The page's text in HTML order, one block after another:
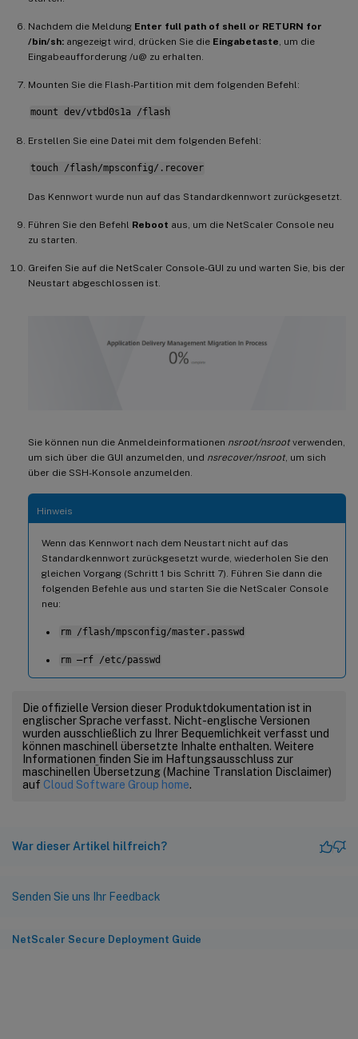
Nachdem die Meldung Enter full path of shell or RETURN for
/bin/sh: angezeigt wird, drücken Sie die Eingabetaste , um die
Eingabeaufforderung /u@ zu erhalten.
Mounten Sie die Flash-Partition mit dem folgenden Befehl:
mount dev/vtbd0s1a /flash
Erstellen Sie eine Datei mit dem folgenden Befehl:
touch /flash/mpsconfig/.recover
Das Kennwort wurde nun auf das Standardkennwort zurückgesetzt.
Führen Sie den Befehl Reboot aus, um die NetScaler Console neu
zu starten.
Greifen Sie auf die NetScaler Console-GUI zu und warten Sie, bis der
Neustart abgeschlossen ist.
Sie können nun die Anmeldeinformationen nsroot/nsrootverwenden,
um sich über die GUI anzumelden, und nsrecover/nsroot, um sich
über die SSH-Konsole anzumelden.
Hinweis
Wenn das Kennwort nach dem Neustart nicht auf das
Standardkennwort zurückgesetzt wurde, wiederholen Sie den
gleichen Vorgang (Schritt 1 bis Schritt 7). Führen Sie dann die
folgenden Befehle aus und starten Sie die NetScaler Console
neu:
rm /flash/mpsconfig/master.passwd
rm –rf /etc/passwd
Die offizielle Version dieser Produktdokumentation ist in
englischer Sprache verfasst. Nicht-englische Versionen
wurden ausschließlich zu Ihrer Bequemlichkeit verfasst und
können maschinell übersetzte Inhalte enthalten. Weitere
Informationen finden Sie im Haftungsausschluss zur
maschinellen Übersetzung (Machine Translation Disclaimer)
auf Cloud Software Group home.
War dieser Artikel hilfreich?
Senden Sie uns Ihr Feedback
NetScaler Secure Deployment Guide